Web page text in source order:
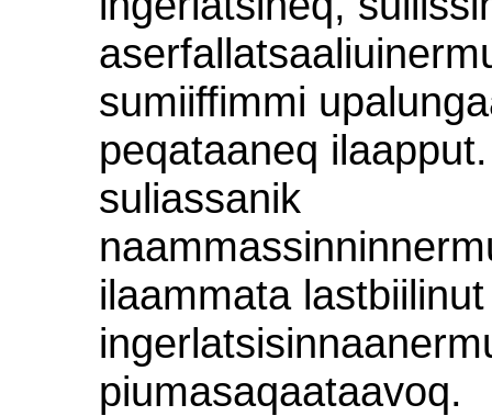
sumiiffimmi
peqataaneq
suliassanik
ilaammata lastbiilinut
piumasaqaataavoq.